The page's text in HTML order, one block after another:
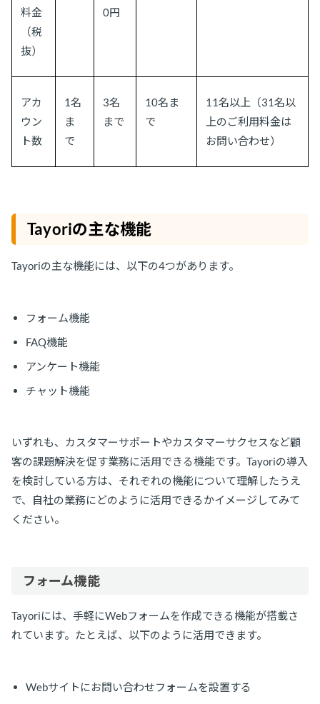
料金
（税
抜）
0円
アカ
ウン
ト数
1名
ま
で
3名
まで
10名ま
で
11名以上（31名以
上のご利用料金は
お問い合わせ）
Tayoriの主な機能
Tayoriの主な機能には、以下の4つがあります。
フォーム機能
FAQ機能
アンケート機能
チャット機能
いずれも、カスタマーサポートやカスタマーサクセスなど顧
客の課題解決を促す業務に活用できる機能です。Tayoriの導入
を検討している方は、それぞれの機能について理解したうえ
で、自社の業務にどのように活用できるかイメージしてみて
ください。
フォーム機能
Tayoriには、手軽にWebフォームを作成できる機能が搭載さ
れています。たとえば、以下のように活用できます。
Webサイトにお問い合わせフォームを設置する